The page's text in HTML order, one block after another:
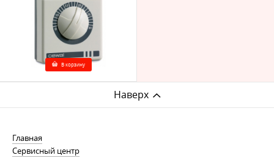
В корзину
Наверх
Главная
Сервисный центр